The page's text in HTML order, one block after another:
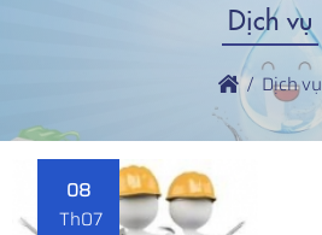
Dịch vụ
Dịch vụ
08
Th07